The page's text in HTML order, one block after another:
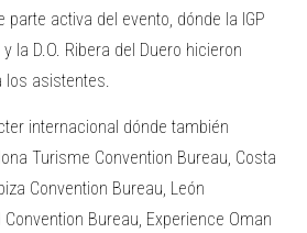
parte activa del evento, dónde la IGP
la D.O. Ribera del Duero hicieron
asistentes.
internacional dónde también
Turisme Convention Bureau, Costa
Convention Bureau, León
Bureau, Experience Oman